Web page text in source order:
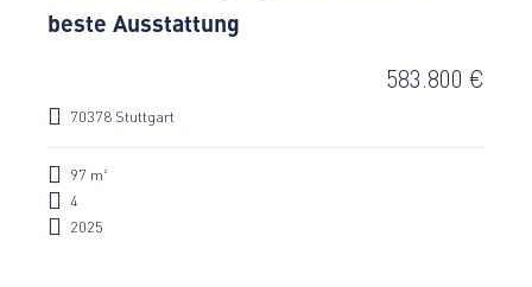
beste Ausstattung
70378 Stuttgart
583.800 €
97 m²
4
2025